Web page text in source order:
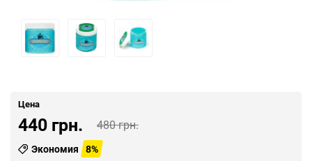
Цена
440 грн. 480 грн.
Экономия 8%